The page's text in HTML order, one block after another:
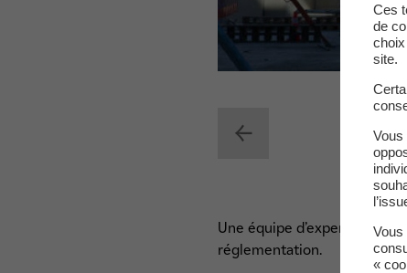
Une équipe d’experts et la
réglementation.
Ces
de
choix
site.
Vous
Vous
«